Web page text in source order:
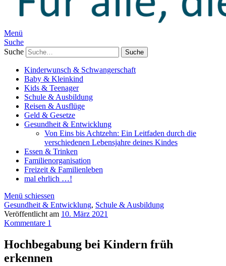
Menü
Suche
Suche
Kinderwunsch & Schwangerschaft
Baby & Kleinkind
Kids & Teenager
Schule & Ausbildung
Reisen & Ausflüge
Geld & Gesetze
Gesundheit & Entwicklung
Von Eins bis Achtzehn: Ein Leitfaden durch die
verschiedenen Lebensjahre deines Kindes
Essen & Trinken
Familienorganisation
Freizeit & Familienleben
mal ehrlich …!
Menü schiessen
Gesundheit & Entwicklung, Schule & Ausbildung
Veröffentlicht am 10. März 2021
Kommentare 1
Hochbegabung bei Kindern früh
erkennen